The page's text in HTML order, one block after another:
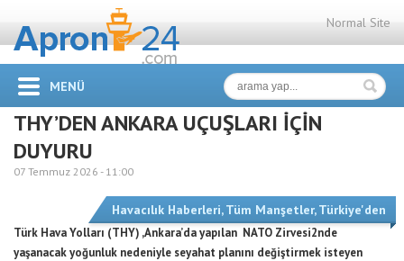
Normal Site
MENÜ
THY’DEN ANKARA UÇUŞLARI İÇİN
DUYURU
07 Temmuz 2026 - 11:00
Havacılık Haberleri,Tüm Manşetler,Türkiye'den
Türk Hava Yolları (THY) ,Ankara’da yapılan NATO Zirvesi2nde
yaşanacak yoğunluk nedeniyle seyahat planını değiştirmek isteyen